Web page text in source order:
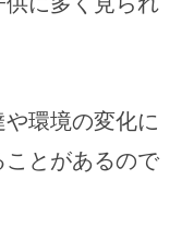
環境の変化に
とがあるので